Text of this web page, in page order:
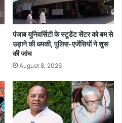
पंजाब यूनिवर्सिटी के स्टूडेंट सेंटर को बम से
उड़ाने की धमकी, पुलिस-एजेंसियों ने शुरू
की जांच
August 8, 2026